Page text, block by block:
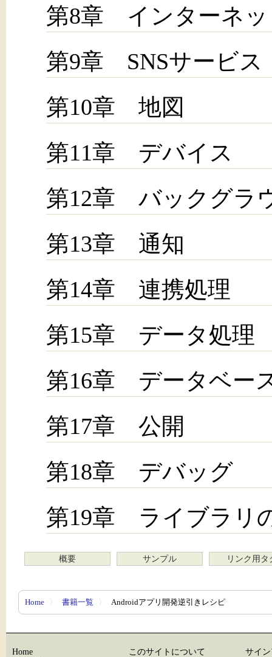
第8章 インターネッ
第9章 SNSサービス
第10章 地図
第11章 デバイス
第12章 バックグラ
第13章 通知
第14章 連携処理
第15章 データ処理
第16章 データベー
第17章 公開
第18章 デバッグ
第19章 ライブラリ
概要 サンプル リンク用タ
Home 〉 書籍一覧 〉 Androidアプリ開発逆引きレシピ
Home
このサイトについて
サイ